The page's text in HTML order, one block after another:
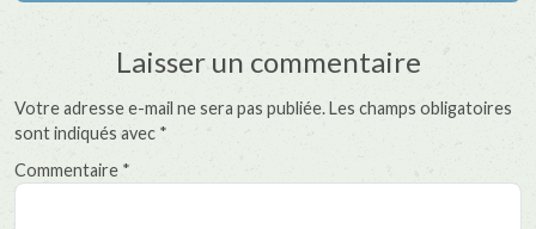
Laisser un commentaire
Votre adresse e-mail ne sera pas publiée.Les champs obligatoires
sont indiqués avec *
Commentaire *